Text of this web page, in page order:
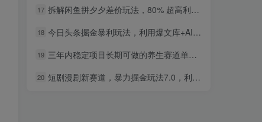
17 拆解闲鱼拼夕夕差价玩法，80% 超高利润，日入轻松过千
18 今日头条掘金暴利玩法，利用爆文库+AI辅助，轻松矩阵、当天起号，简单粗暴，日入1000+
19 三年内稳定项目长期可做的养生赛道单条视频收入2200
20 短剧漫剧新赛道，暴力掘金玩法7.0，利用最权威的去重技术，号称单日可收益最高1w+